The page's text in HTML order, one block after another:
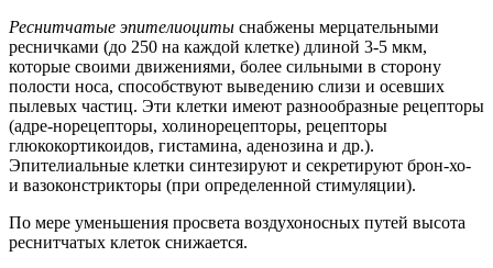
Реснитчатые эпителиоциты снабжены мерцательными
ресничками (до 250 на каждой клетке) длиной 3-5 мкм,
которые своими движениями, более сильными в сторону
полости носа, способствуют выведению слизи и осевших
пылевых частиц. Эти клетки имеют разнообразные рецепторы
(адре-норецепторы, холинорецепторы, рецепторы
глюкокортикоидов, гистамина, аденозина и др.).
Эпителиальные клетки синтезируют и секретируют брон-хо-
и вазоконстрикторы (при определенной стимуляции).
По мере уменьшения просвета воздухоносных путей высота
реснитчатых клеток снижается.